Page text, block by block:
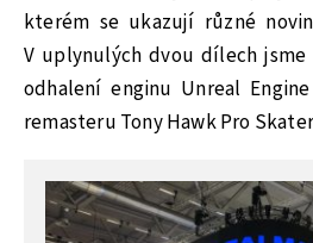
kterém se ukazují různé
V uplynulých dvou dílech
odhalení enginu Unreal
remasteru Tony Hawk Pro Skater